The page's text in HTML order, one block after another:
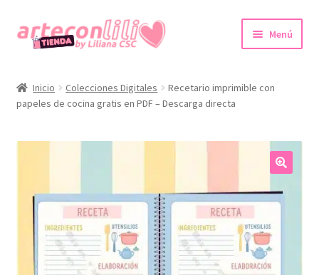
Ir
a
navegación
Ir
al
Menú
Colecciones Digitales
Agendas imprimibles
el
Promociones
Cuenta
Inicio Colecciones Digitales
Recetario imprimible con
papeles de cocina gratis en PDF – Descarga directa